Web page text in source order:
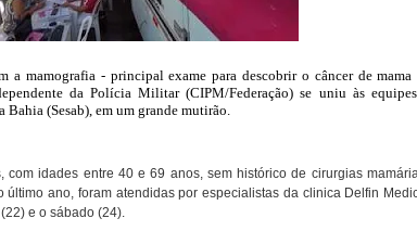
a mamografia - principal exame para descobrir o câncer de mama
da Polícia Militar (CIPM/Federação) se uniu às
Bahia (Sesab), em um grande mutirão.
com idades entre 40 e 69 anos, sem histórico de cirurgias
último ano, foram atendidas por especialistas da clinica Delfin
e o sábado (24).